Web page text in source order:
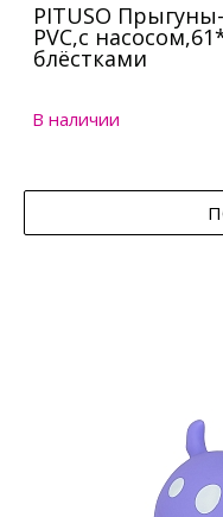
PITUSO
PVC,с
блёстками
В наличии